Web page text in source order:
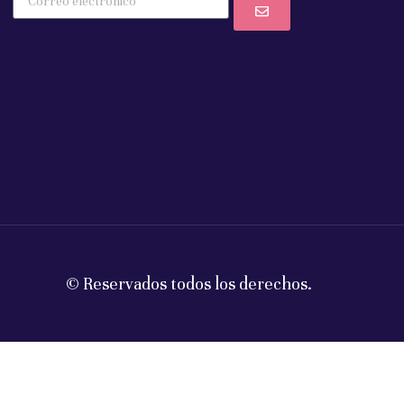
© Reservados todos los derechos.